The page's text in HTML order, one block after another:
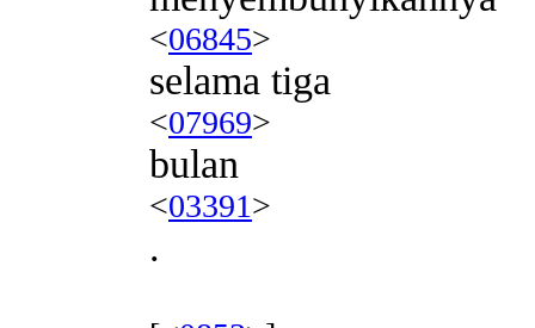
<06845>
selama tiga
<07969>
bulan
<03391>
.